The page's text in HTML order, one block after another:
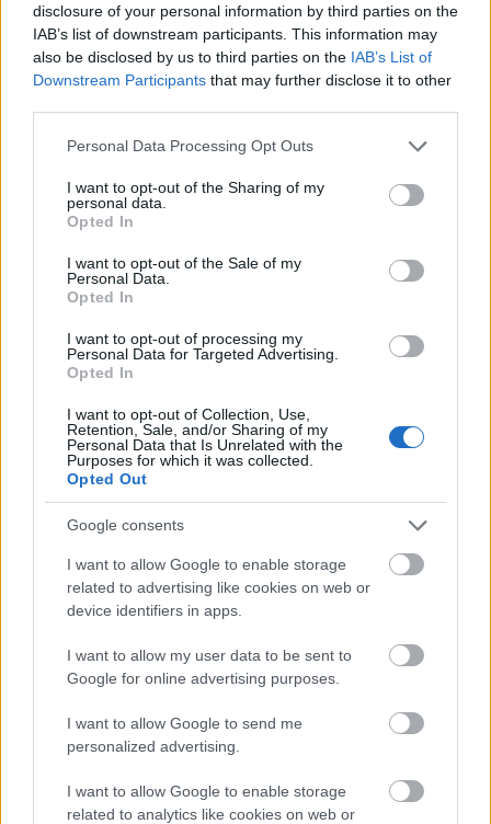
disclosure of your personal information by third parties on the
IAB’s list of downstream participants. This information may
also be disclosed by us to third parties on the IAB’s List of
Downstream Participants that may further disclose it to other
Please note that this website/app uses one or more Google
not limited to your visit or usage behaviour. You may click to
grant or deny consent to Google and its third-party tags to
use your data for below specified purposes in below Google
consent section.
Personal Data Processing Opt Outs
I want to opt-out of the Sharing of my
personal data.
Opted In
I want to opt-out of the Sale of my
Personal Data.
Opted In
I want to opt-out of processing my
Personal Data for Targeted Advertising.
Opted In
I want to opt-out of Collection, Use,
Retention, Sale, and/or Sharing of my
Personal Data that Is Unrelated with the
Purposes for which it was collected.
Opted Out
Google consents
I want to allow Google to enable storage
related to advertising like cookies on web or
device identifiers in apps.
I want to allow my user data to be sent to
Google for online advertising purposes.
I want to allow Google to send me
personalized advertising.
I want to allow Google to enable storage
related to analytics like cookies on web or
Az, hogy a 112 hektárt elfoglaló, teraszosan
épült bástyarendszertől körülvett erőd mit
ér, sosem derült ki. Építése Buda
felszabadítása után, a törökök
1780-ra készült el, amikor török veszély a mai
Szerbia északi részén már rég nem volt.
Ezért aztán ostromot sosem látott, többnyire
kaszárnyaként használták, s ma kedvenc
célpontja az Újvidékre látogató turistáknak.
ELSTARTOLT A MŰVÉSZETEK VÖLGYE
„NEM TÖBB EZER EMBERRE UTAZUNK, HANEM
EGY VÁLOGATOTT TÁRSASÁGRA”